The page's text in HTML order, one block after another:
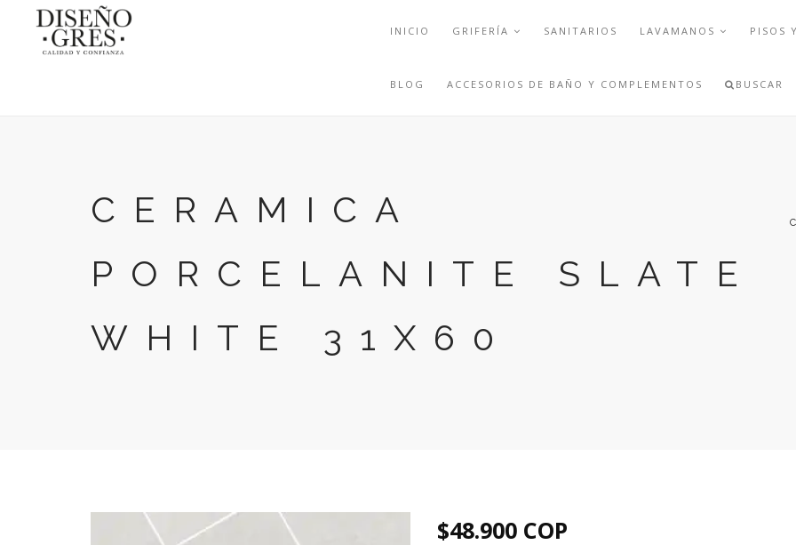
INICIO GRIFERÍA SANITARIOS LAVAMANOS PISOS
BLOG ACCESORIOS DE BAÑO Y COMPLEMENTOS BUSCAR
CERAMICA
PORCELANITE SLATE
WHITE 31X60
$48.900 COP